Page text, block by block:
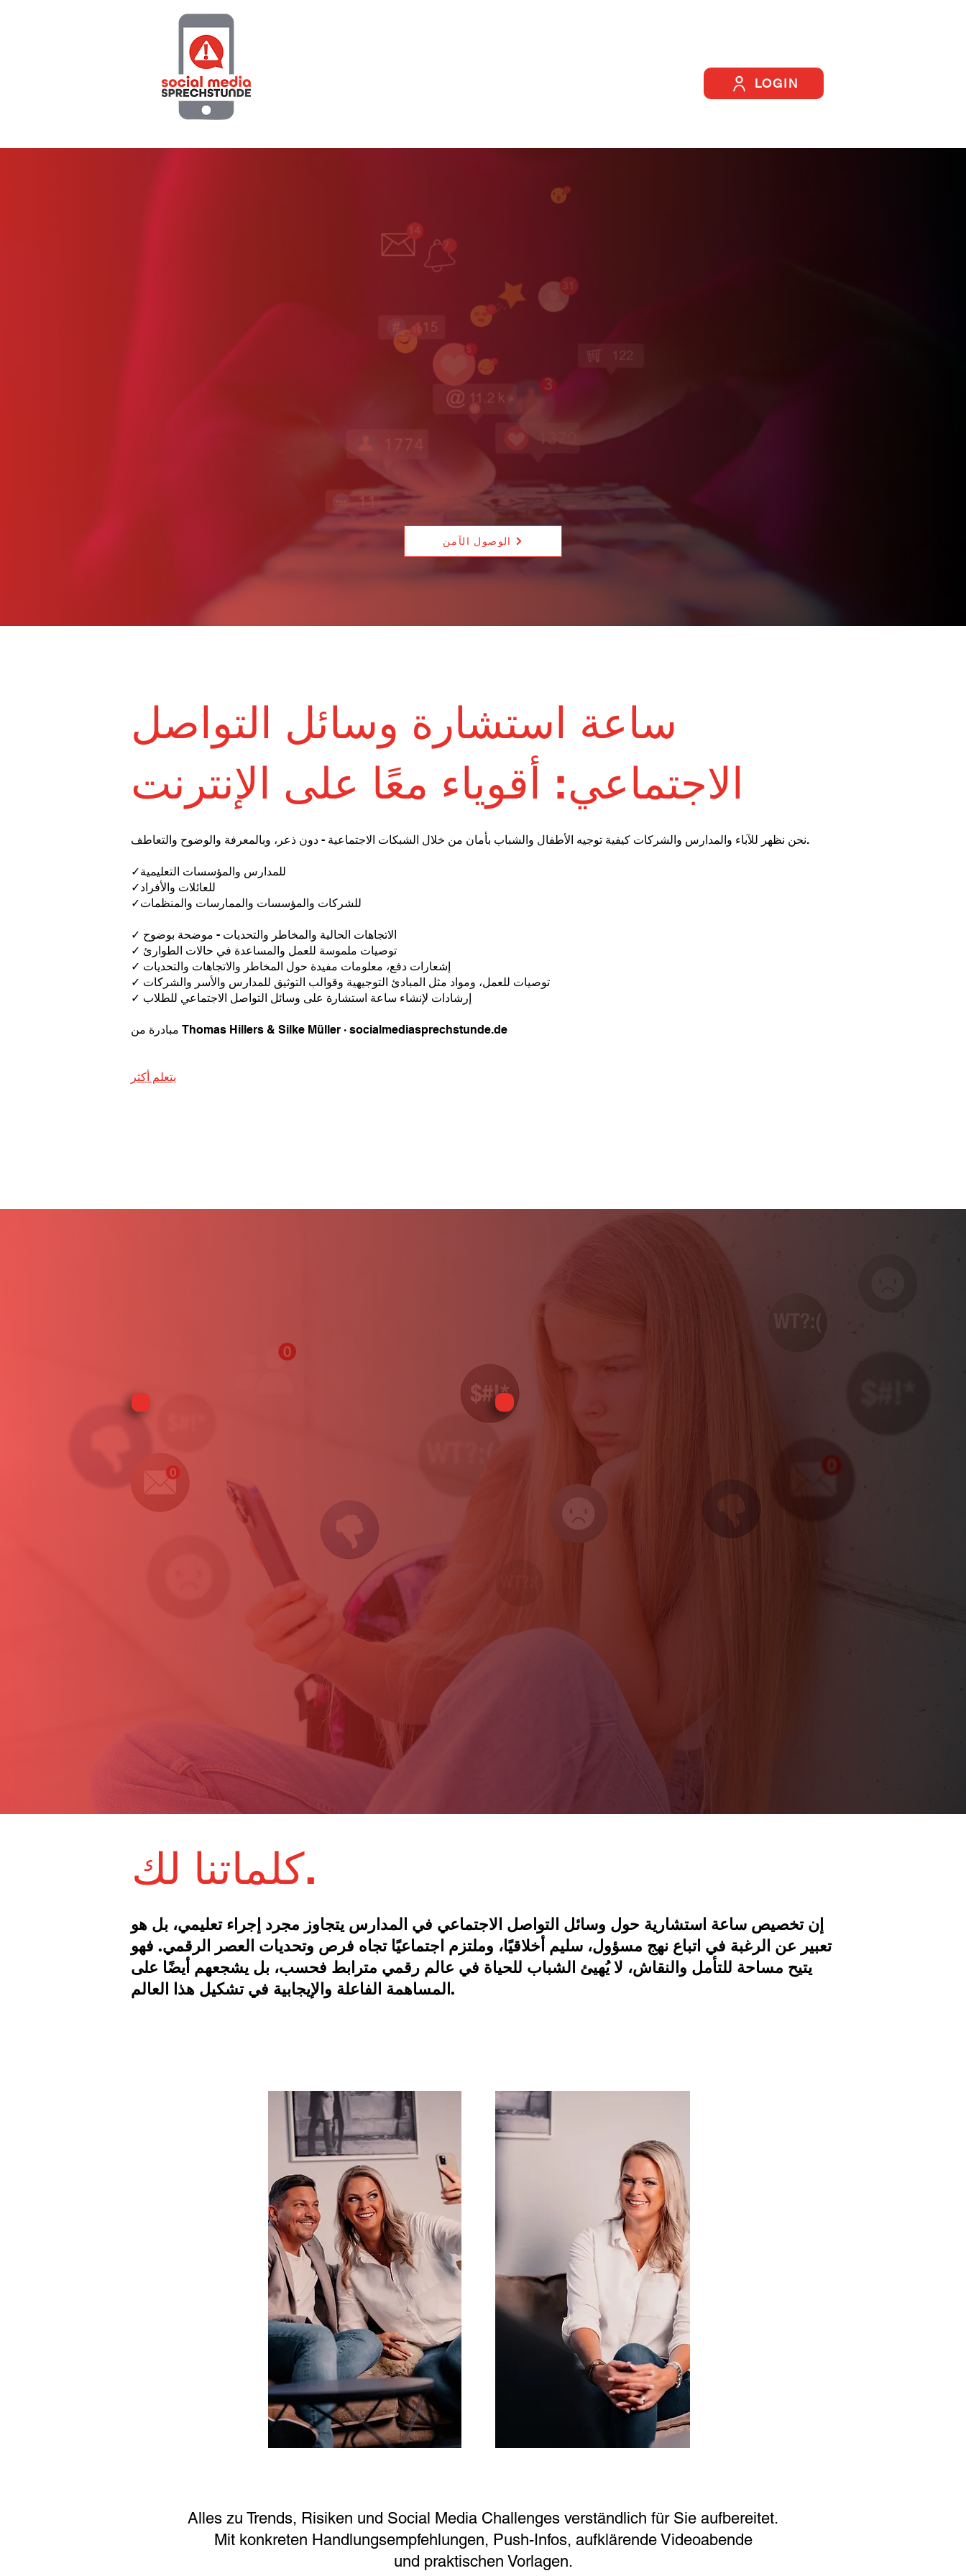
LOGIN
الوصول الآمن
ساعة استشارة وسائل التواصل
الاجتماعي: أقوياء معًا على الإنترنت
نحن نظهر للآباء والمدارس والشركات كيفية توجيه الأطفال والشباب بأمان من خلال الشبكات الاجتماعية - دون ذعر، وبالمعرفة والوضوح والتعاطف.
✓للمدارس والمؤسسات التعليمية
✓للعائلات والأفراد
✓للشركات والمؤسسات والممارسات والمنظمات
✓ الاتجاهات الحالية والمخاطر والتحديات - موضحة بوضوح
✓ توصيات ملموسة للعمل والمساعدة في حالات الطوارئ
✓ إشعارات دفع، معلومات مفيدة حول المخاطر والاتجاهات والتحديات
✓ توصيات للعمل، ومواد مثل المبادئ التوجيهية وقوالب التوثيق للمدارس والأسر والشركات
✓ إرشادات لإنشاء ساعة استشارة على وسائل التواصل الاجتماعي للطلاب
مبادرة من Thomas Hillers & Silke Müller · socialmediasprechstunde.de
يتعلم أكثر
كلماتنا لك.
إن تخصيص ساعة استشارية حول وسائل التواصل الاجتماعي في المدارس يتجاوز مجرد إجراء تعليمي، بل هو
تعبير عن الرغبة في اتباع نهج مسؤول، سليم أخلاقيًا، وملتزم اجتماعيًا تجاه فرص وتحديات العصر الرقمي. فهو
يتيح مساحة للتأمل والنقاش، لا يُهيئ الشباب للحياة في عالم رقمي مترابط فحسب، بل يشجعهم أيضًا على
المساهمة الفاعلة والإيجابية في تشكيل هذا العالم.
Alles zu Trends, Risiken und Social Media Challenges verständlich für Sie aufbereitet.
Mit konkreten Handlungsempfehlungen, Push-Infos, aufklärende Videoabende
und praktischen Vorlagen.